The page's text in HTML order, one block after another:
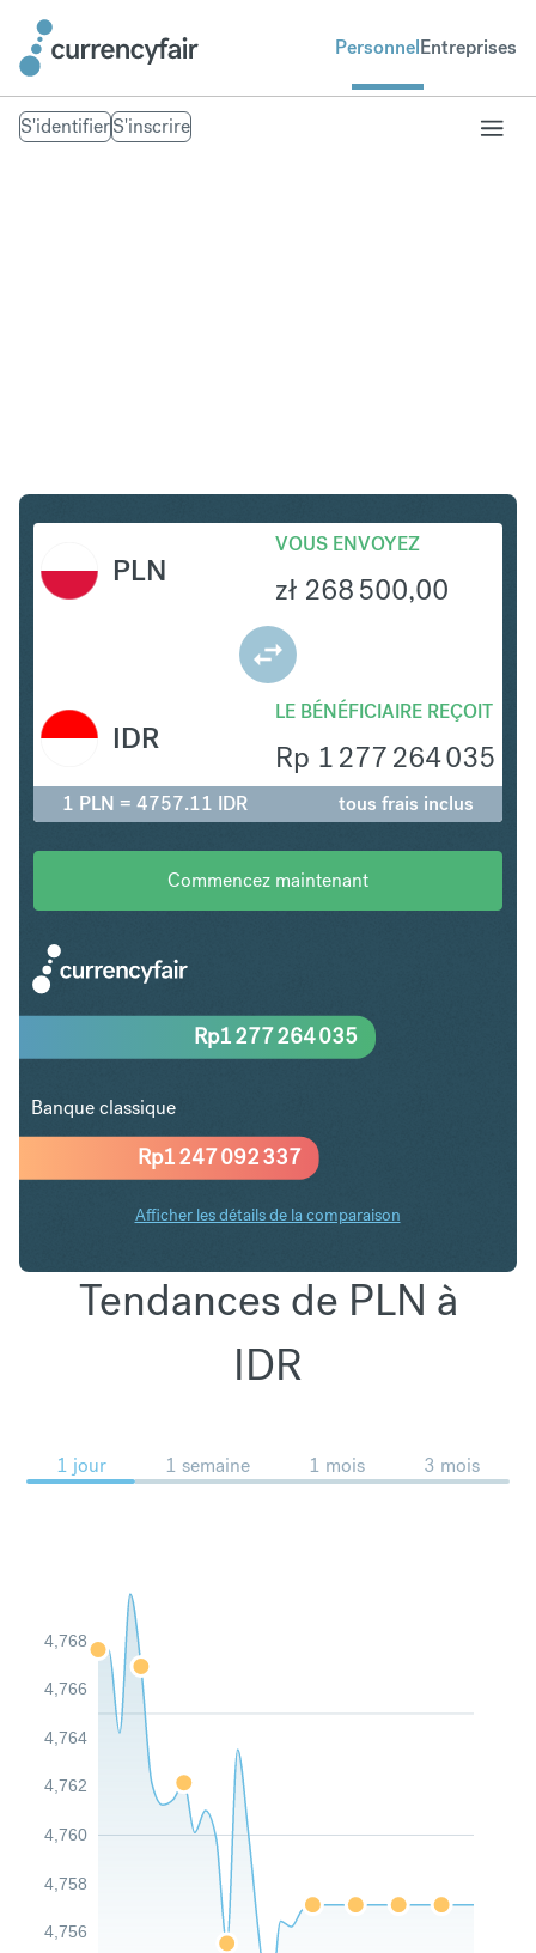
PersonnelEntreprises
S'identifierS'inscrire
PLN
VOUS ENVOYEZ
zł 268 500,00
LE BÉNÉFICIAIRE REÇOIT
Rp 1 277 264 035
IDR
1 PLN = 4757.11 IDR tous frais inclus
Commencez maintenant
Rp1 247 092 337
Rp1 277 264 035
Banque classique
Afficher les détails de la comparaison
Tendances de PLN à
IDR
1 jour 1 semaine 1 mois 3 mois
4,756
4,758
4,760
4,762
4,764
4,766
4,768